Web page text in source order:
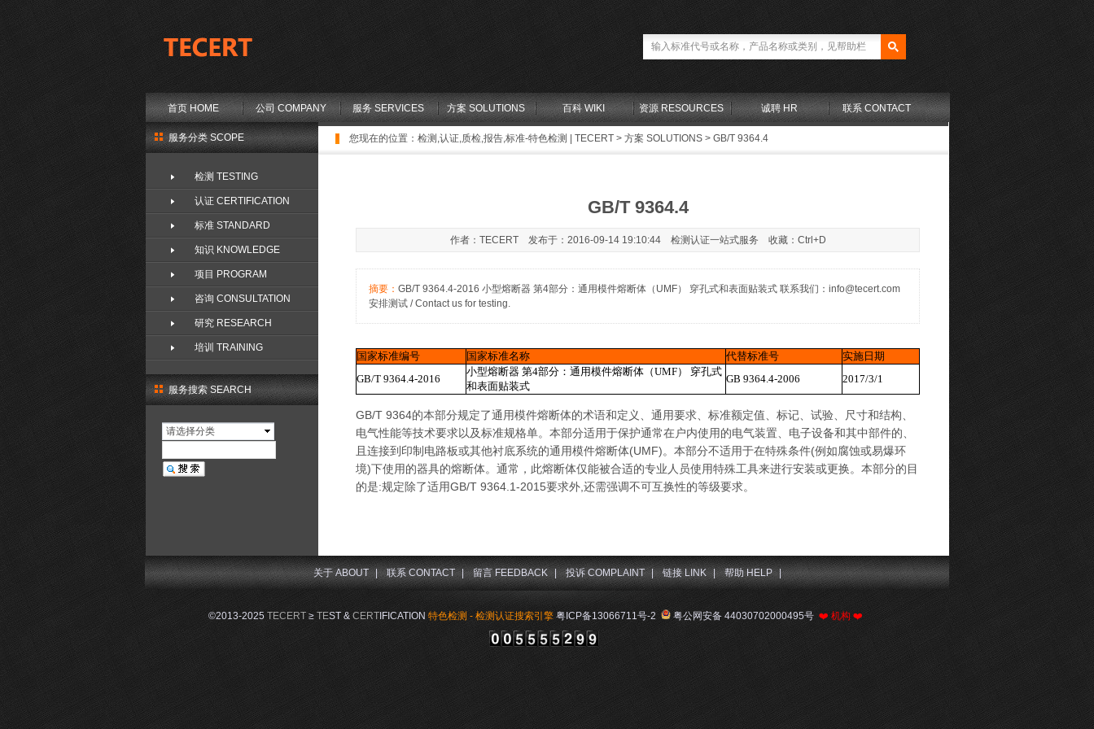
首页 HOME 公司 COMPANY 服务 SERVICES 方案 SOLUTIONS 百科 WIKI 资源 RESOURCES 诚聘 HR 联系 CONTACT
您现在的位置： 检测,认证,质检,报告,标准-特色检测 | TECERT > 方案 SOLUTIONS > GB/T 9364.4
服务搜索 SEARCH
请选择分类
GB/T 9364.4
作者：TECERT 发布于：2016-09-14 19:10:44 检测认证一站式服务 收藏：Ctrl+D
摘要： GB/T 9364.4-2016 小型熔断器 第4部分：通用模件熔断体（UMF） 穿孔式和表面贴装式 联系我们：info@tecert.com
安排测试 / Contact us for testing.
国家标准编号 国家标准名称 代替标准号
实施日期
GB/T 9364.4-2016
小型熔断器 第4部分：通用模件熔断体（UMF）
穿孔式
和表面贴装式
GB 9364.4-2006 2017/3/1
GB/T 9364的本部分规定了通用模件熔断体的术语和定义、通用要求、标准额定值、标记、试验、尺寸和结构、
电气性能等技术要求以及标准规格单。本部分适用于保护通常在户内使用的电气装置、电子设备和其中部件的、
且连接到印制电路板或其他衬底系统的通用模件熔断体(UMF)。本部分不适用于在特殊条件(例如腐蚀或易爆环
境)下使用的器具的熔断体。通常，此熔断体仅能被合适的专业人员使用特殊工具来进行安装或更换。本部分的目
的是:规定除了适用GB/T 9364.1-2015要求外,还需强调不可互换性的等级要求。
服务分类 SCOPE
检测 TESTING
认证 CERTIFICATION
标准 STANDARD
知识 KNOWLEDGE
项目 PROGRAM
咨询 CONSULTATION
研究 RESEARCH
培训 TRAINING
©2013-2025 TECERT≥ TEST & CERTIFICATION 特色检测 - 检测认证搜索引擎 粤ICP备13066711号-2 粤公网安备 44030702000495号 ❤️ 机构 ❤️
关于 ABOUT | 联系 CONTACT | 留言 FEEDBACK 投诉 COMPLAINT | 链接 LINK | 帮助 HELP |